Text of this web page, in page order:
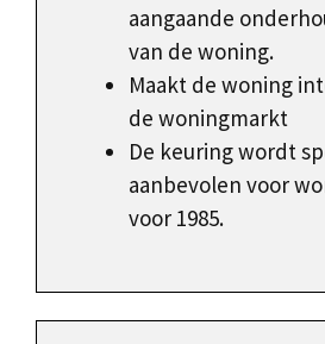
aangaande
van de woning.
Maakt de woning
de woningmarkt
De keuring wordt
aanbevolen voor
voor 1985.